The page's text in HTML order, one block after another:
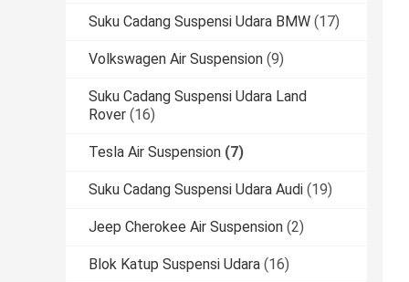
Suku Cadang Suspensi Udara BMW (17)
Volkswagen Air Suspension (9)
Suku Cadang Suspensi Udara Land
Rover (16)
Tesla Air Suspension (7)
Suku Cadang Suspensi Udara Audi (19)
Jeep Cherokee Air Suspension (2)
Blok Katup Suspensi Udara (16)